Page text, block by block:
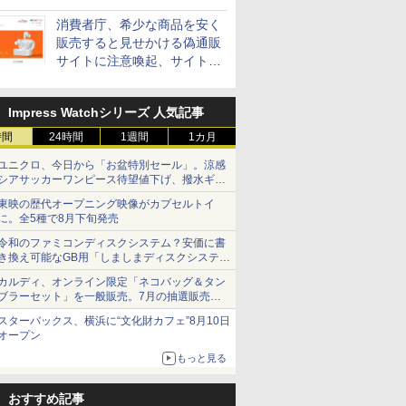
消費者庁、希少な商品を安く
販売すると見せかける偽通販
サイトに注意喚起、サイト名
Impress Watchシリーズ 人気記事
24時間 1週間 1カ月
ニクロ、今日から「お盆特別セール」。涼感
アサッカーワンピース待望値下げ、撥水ギア
ョーツは1990円に
映の歴代オープニング映像がカプセルトイ
。全5種で8月下旬発売
和のファミコンディスクシステム？安価に書
換え可能なGB用「しましまディスクシステ
」
ルディ、オンライン限定「ネコバッグ＆タン
ラーセット」を一般販売。7月の抽選販売の
選無効分
ターバックス、横浜に“文化財カフェ”8月10日
ープン
もっと見る
おすすめ記事